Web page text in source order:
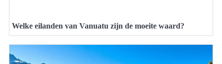
Welke eilanden van Vanuatu zijn de moeite waard?